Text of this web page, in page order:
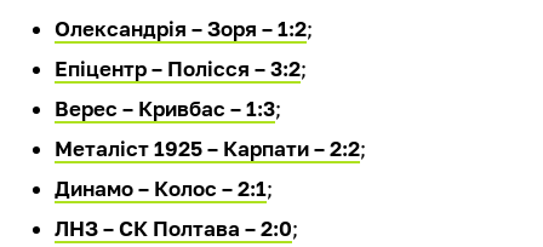
Олександрія – Зоря – 1:2;
Епіцентр – Полісся – 3:2;
Верес – Кривбас – 1:3;
Металіст 1925 – Карпати – 2:2;
Динамо – Колос – 2:1;
ЛНЗ – СК Полтава – 2:0;